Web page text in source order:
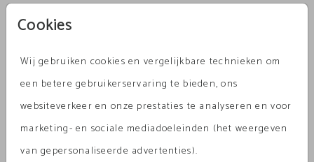
Cookies
Wij gebruiken cookies en vergelijkbare technieken om
een betere gebruikerservaring te bieden, ons
websiteverkeer en onze prestaties te analyseren en voor
marketing- en sociale mediadoeleinden (het weergeven
van gepersonaliseerde advertenties).
Aantal x 1 Prijs: € 0,45
Omschrijving